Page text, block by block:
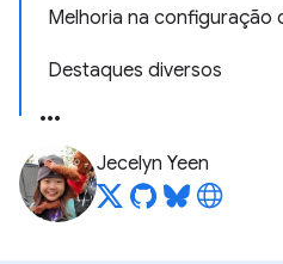
Melhoria na configuração
Destaques diversos
Jecelyn Yeen